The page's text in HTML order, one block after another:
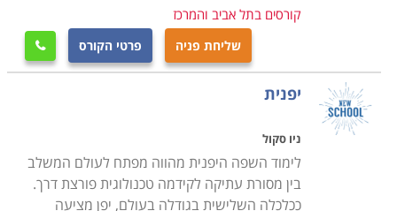
קורסים בתל אביב והמרכז
שליחת פניה פרטי הקורס 
יפנית
ניו סקול
לימוד השפה היפנית מהווה מפתח לעולם המשלב
בין מסורת עתיקה לקידמה טכנולוגית פורצת דרך.
ככלכלה השלישית בגודלה בעולם, יפן מציעה